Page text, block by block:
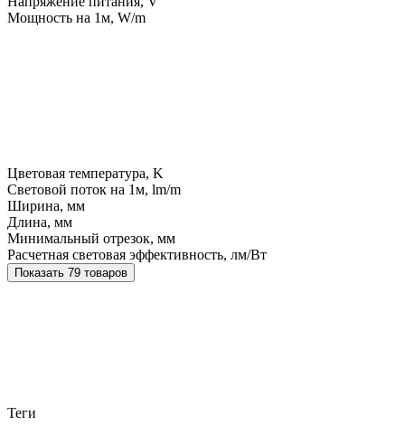
Мощность на 1м, W/m
Цветовая температура, K
Световой поток на 1м, lm/m
Ширина, мм
Длина, мм
Минимальный отрезок, мм
Расчетная световая эффективность, лм/Вт
Показать 79 товаров
Теги